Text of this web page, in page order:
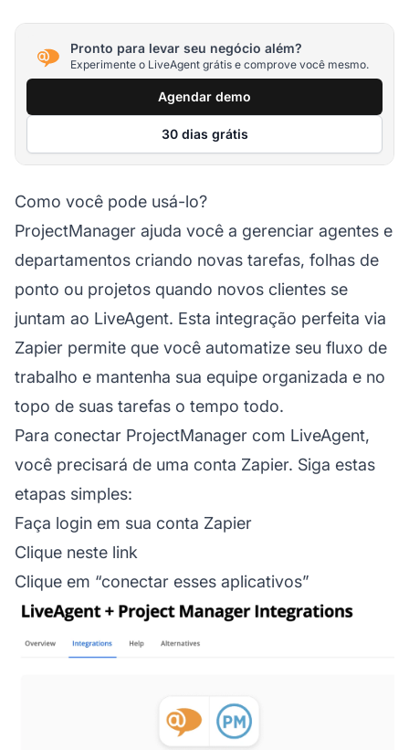
Pronto para levar seu negócio além?
Experimente o LiveAgent grátis e comprove você mesmo.
Agendar demo
30 dias grátis
Como você pode usá-lo?
ProjectManager ajuda você a gerenciar agentes e
departamentos criando novas tarefas, folhas de
ponto ou projetos quando novos clientes se
juntam ao LiveAgent. Esta integração perfeita via
Zapier permite que você automatize seu fluxo de
trabalho e mantenha sua equipe organizada e no
topo de suas tarefas o tempo todo.
Para conectar ProjectManager com LiveAgent,
você precisará de uma conta Zapier. Siga estas
etapas simples:
Faça login em sua conta Zapier
Clique neste link
Clique em “conectar esses aplicativos”